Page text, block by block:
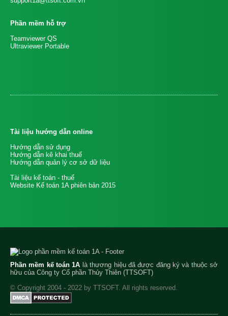
Phần mềm hỗ trợ
Teamviewer QS
Ultraviewer Portable
Tài liệu hướng dẫn online
Hướng dẫn sử dụng
Hướng dẫn kê khai thuế
Hướng dẫn quản lý cơ sở dữ liệu
Tài liệu kế toán - thuế
Website Kế toán 1A phiên bản 2015
Phần mềm kế toán 1A là thương hiệu đã được đăng ký và thuộc sở
hữu của Công ty Cổ phần Thủy Thiên (TTSOFT)
© Copyright 2004 - 2022 by TTSOFT. All rights reserved.